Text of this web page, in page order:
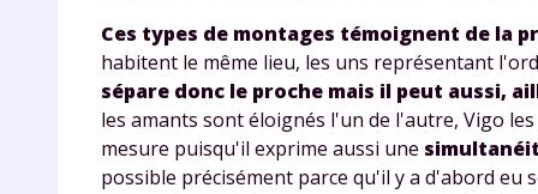
Ces types de montages témoignent de la
habitent le même lieu, les uns représentant
sépare donc le proche mais il peut aussi,
les amants sont éloignés l'un de l'autre, Vigo
mesure puisqu'il exprime aussi une
possible précisément parce qu'il y a d'abord eu
vos
Votre